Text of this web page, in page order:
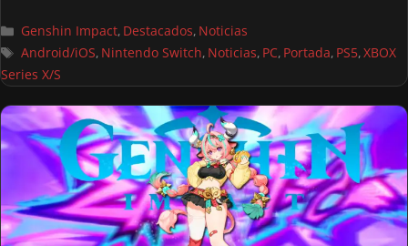
Genshin Impact, Destacados, Noticias
Android/iOS, Nintendo Switch, Noticias, PC, Portada, PS5,XBOX
Series X/S